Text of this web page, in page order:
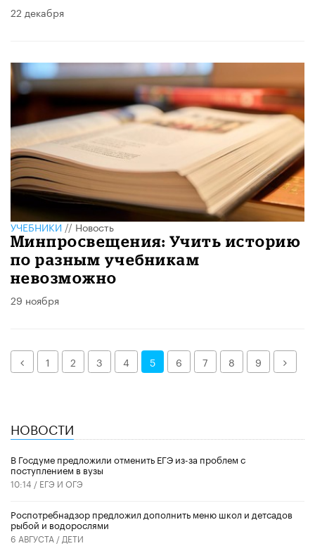
22 декабря
УЧЕБНИКИ//Новость
Минпросвещения: Учить историю
по разным учебникам
невозможно
29 ноября
Назад1 2 3 4 5 6 7 8 9 Далее
НОВОСТИ
В Госдуме предложили отменить ЕГЭ из-за проблем с
поступлением в вузы
10:14 / ЕГЭ И ОГЭ
Роспотребнадзор предложил дополнить меню школ и детсадов
рыбой и водорослями
6 АВГУСТА / ДЕТИ